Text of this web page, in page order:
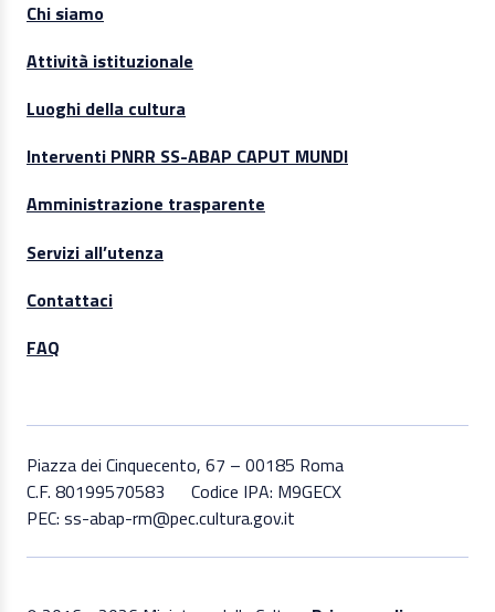
Chi siamo
Attività istituzionale
Luoghi della cultura
Interventi PNRR SS-ABAP CAPUT MUNDI
Amministrazione trasparente
Servizi all’utenza
Contattaci
FAQ
Piazza dei Cinquecento, 67 – 00185 Roma
C.F. 80199570583
Codice IPA: M9GECX
PEC: ss-abap-rm@pec.cultura.gov.it